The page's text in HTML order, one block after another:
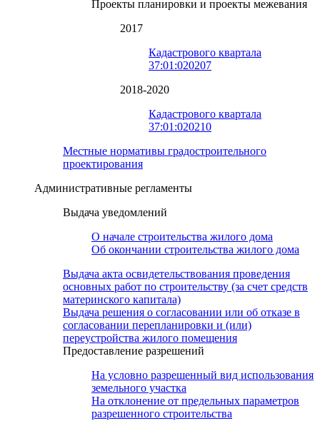
Проекты планировки и проекты межевания
2017
Кадастрового квартала
37:01:020207
2018-2020
Кадастрового квартала
37:01:020210
Местные нормативы градостроительного
проектирования
Административные регламенты
Выдача уведомлений
О начале строительства жилого дома
Об окончании строительства жилого дома
Выдача акта освидетельствования проведения
основных работ по строительству (за счет средств
материнского капитала)
Выдача решения о согласовании или об отказе в
согласовании перепланировки и (или)
переустройства жилого помещения
Предоставление разрешений
На условно разрешенный вид использования
земельного участка
На отклонение от предельных параметров
разрешенного строительства